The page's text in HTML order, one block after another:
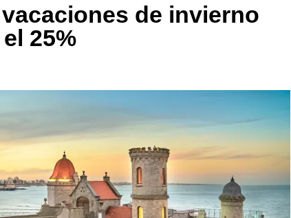
de invierno
25%